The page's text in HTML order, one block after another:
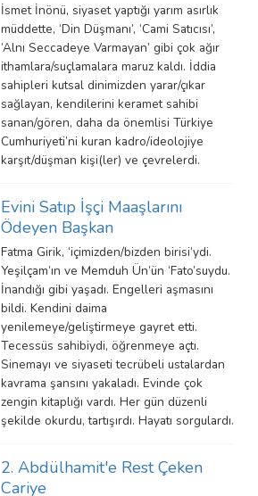
İsmet İnönü, siyaset yaptığı yarım asırlık
müddette, ‘Din Düşmanı’, ‘Cami Satıcısı’,
‘Alnı Seccadeye Varmayan’ gibi çok ağır
ithamlara/suçlamalara maruz kaldı. İddia
sahipleri kutsal dinimizden yarar/çıkar
sağlayan, kendilerini keramet sahibi
sanan/gören, daha da önemlisi Türkiye
Cumhuriyeti’ni kuran kadro/ideolojiye
karşıt/düşman kişi(ler) ve çevrelerdi.
Evini Satıp İşçi Maaşlarını
Ödeyen Başkan
Fatma Girik, ‘içimizden/bizden birisi’ydi.
Yeşilçam’ın ve Memduh Ün’ün ‘Fato’suydu.
İnandığı gibi yaşadı. Engelleri aşmasını
bildi. Kendini daima
yenilemeye/geliştirmeye gayret etti.
Tecessüs sahibiydi, öğrenmeye açtı.
Sinemayı ve siyaseti tecrübeli ustalardan
kavrama şansını yakaladı. Evinde çok
zengin kitaplığı vardı. Her gün düzenli
şekilde okurdu, tartışırdı. Hayatı sorgulardı.
2. Abdülhamit'e Rest Çeken
Cariye